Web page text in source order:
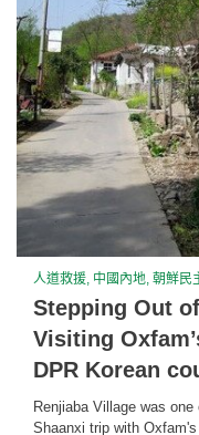
人道救援, 中國內地, 朝鮮民
Stepping Out
Visiting
DPR Korean
Renjiaba Village was
Shaanxi trip with